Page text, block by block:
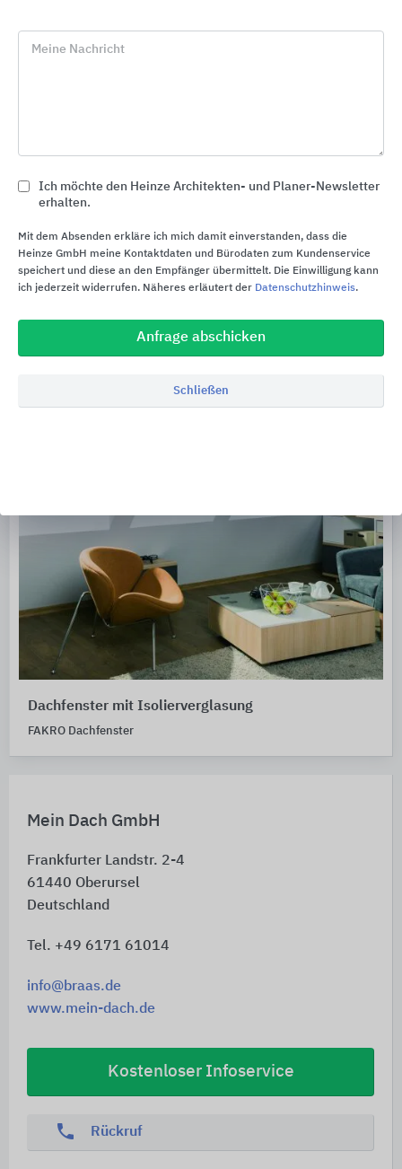
Mein Dach GmbH
Frankfurter Landstr. 2-4
61440 Oberursel
Deutschland
Tel. +49 6171 61014
info@braas.de
www.mein-dach.de
Kostenloser Infoservice
phone Rückruf
GRÖMO Dachentwässerungszubehör
Dachfenster mit Isolierverglasung
FAKRO Dachfenster
Meine Nachricht
Ich möchte den Heinze Architekten- und Planer-Newsletter
erhalten.
Mit dem Absenden erkläre ich mich damit einverstanden, dass die
Heinze GmbH meine Kontaktdaten und Bürodaten zum Kundenservice
speichert und diese an den Empfänger übermittelt. Die Einwilligung kann
ich jederzeit widerrufen. Näheres erläutert der Datenschutzhinweis.
Anfrage abschicken
Schließen